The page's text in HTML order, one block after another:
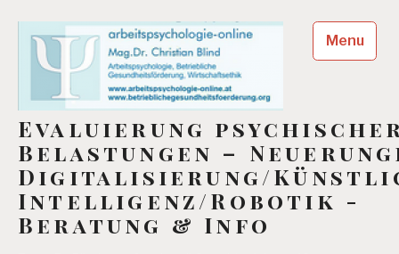
content
Evaluierung
Belastungen –
Digitalisierung/
Intelligenz/Robotik -
Beratung & Info
Menu